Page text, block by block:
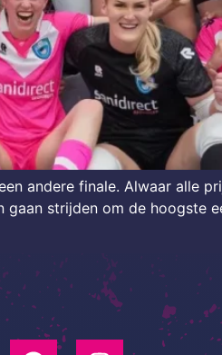
andere finale. Alwaar alle
gaan strijden om de hoogste